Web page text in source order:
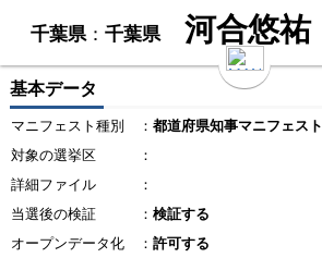
千葉県：千葉県 河合悠祐
基本データ
マニフェスト種別 ： 都道府県知事マニフェスト
対象の選挙区
：
詳細ファイル
：
当選後の検証
： 検証する
オープンデータ化
： 許可する